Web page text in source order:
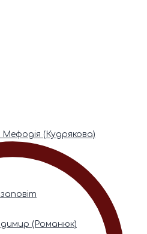
(Кудрякова)
(Романюк)